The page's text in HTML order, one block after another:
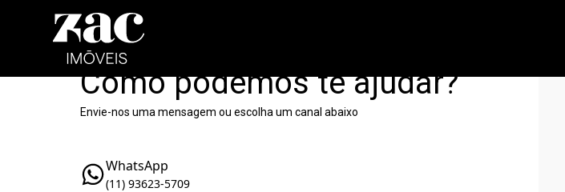
Como podemos te ajudar?
Envie-nos uma mensagem ou escolha um canal abaixo
WhatsApp
(11) 93623-5709